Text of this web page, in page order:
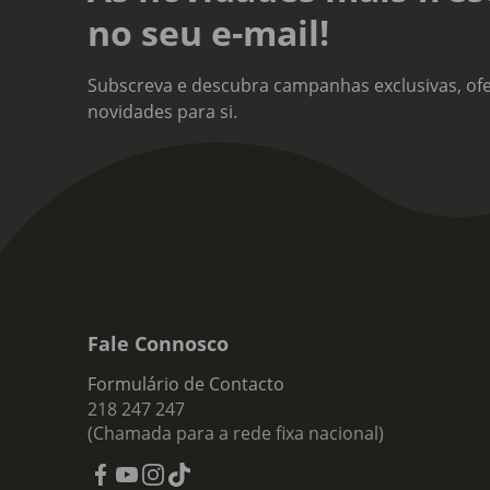
no seu e-mail!
Subscreva e descubra campanhas exclusivas,
novidades para si.
Fale Connosco
Formulário de Contacto
218 247 247
(Chamada para a rede fixa nacional)